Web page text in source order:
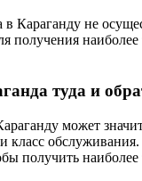
не
получения
туда и
может
получить